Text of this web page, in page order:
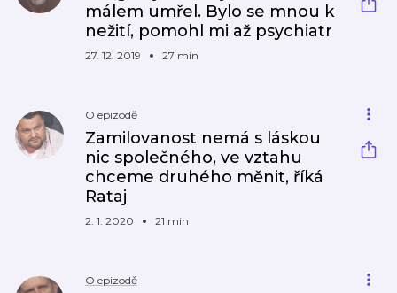
málem umřel. Bylo se mnou k
nežití, pomohl mi až psychiatr
27. 12. 2019 27 min
O epizodě
Zamilovanost nemá s láskou
nic společného, ve vztahu
chceme druhého měnit, říká
Rataj
2. 1. 2020 21 min
O epizodě